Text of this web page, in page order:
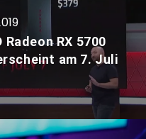
RX 5700
am 7. Juli